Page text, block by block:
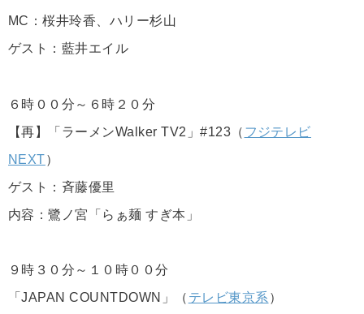
MC：桜井玲香、ハリー杉山
ゲスト：藍井エイル
６時００分～６時２０分
【再】「ラーメンWalker TV2」#123（ フジテレビ
NEXT）
ゲスト：斉藤優里
内容：鷺ノ宮「らぁ麺 すぎ本」
９時３０分～１０時００分
「JAPAN COUNTDOWN」（ テレビ東京系 ）